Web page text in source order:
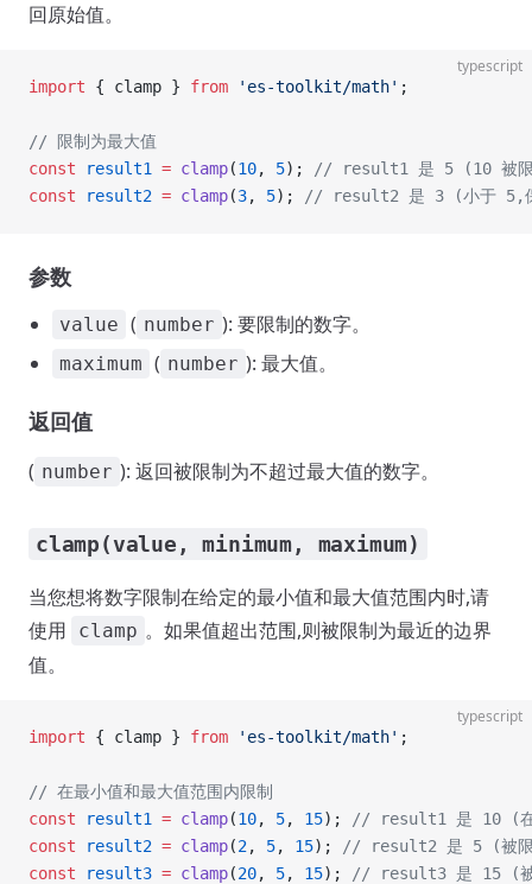
回原始值。
typescript
import { clamp } from 'es-toolkit/math' ;
// 限制为最大值
const result1 = clamp(10, 5);
// result1 是 5 (10 被限
const result2 = clamp(3, 5); // result2 是 3 (小于 5,
参数
value ( number ): 要限制的数字。
maximum ( number ): 最大值。
返回值
( number ): 返回被限制为不超过最大值的数字。
clamp(value, minimum, maximum)
当您想将数字限制在给定的最小值和最大值范围内时,请
使用
clamp 。如果值超出范围,则被限制为最近的边界
值。
typescript
import { clamp } from 'es-toolkit/math' ;
// 在最小值和最大值范围内限制
const result1 = clamp(10, 5, 15);
// result1 是 10 (
const result2 = clamp(2, 5, 15);
// result2 是 5 (被限
const result3 = clamp(20, 5, 15); // result3 是 15 (被